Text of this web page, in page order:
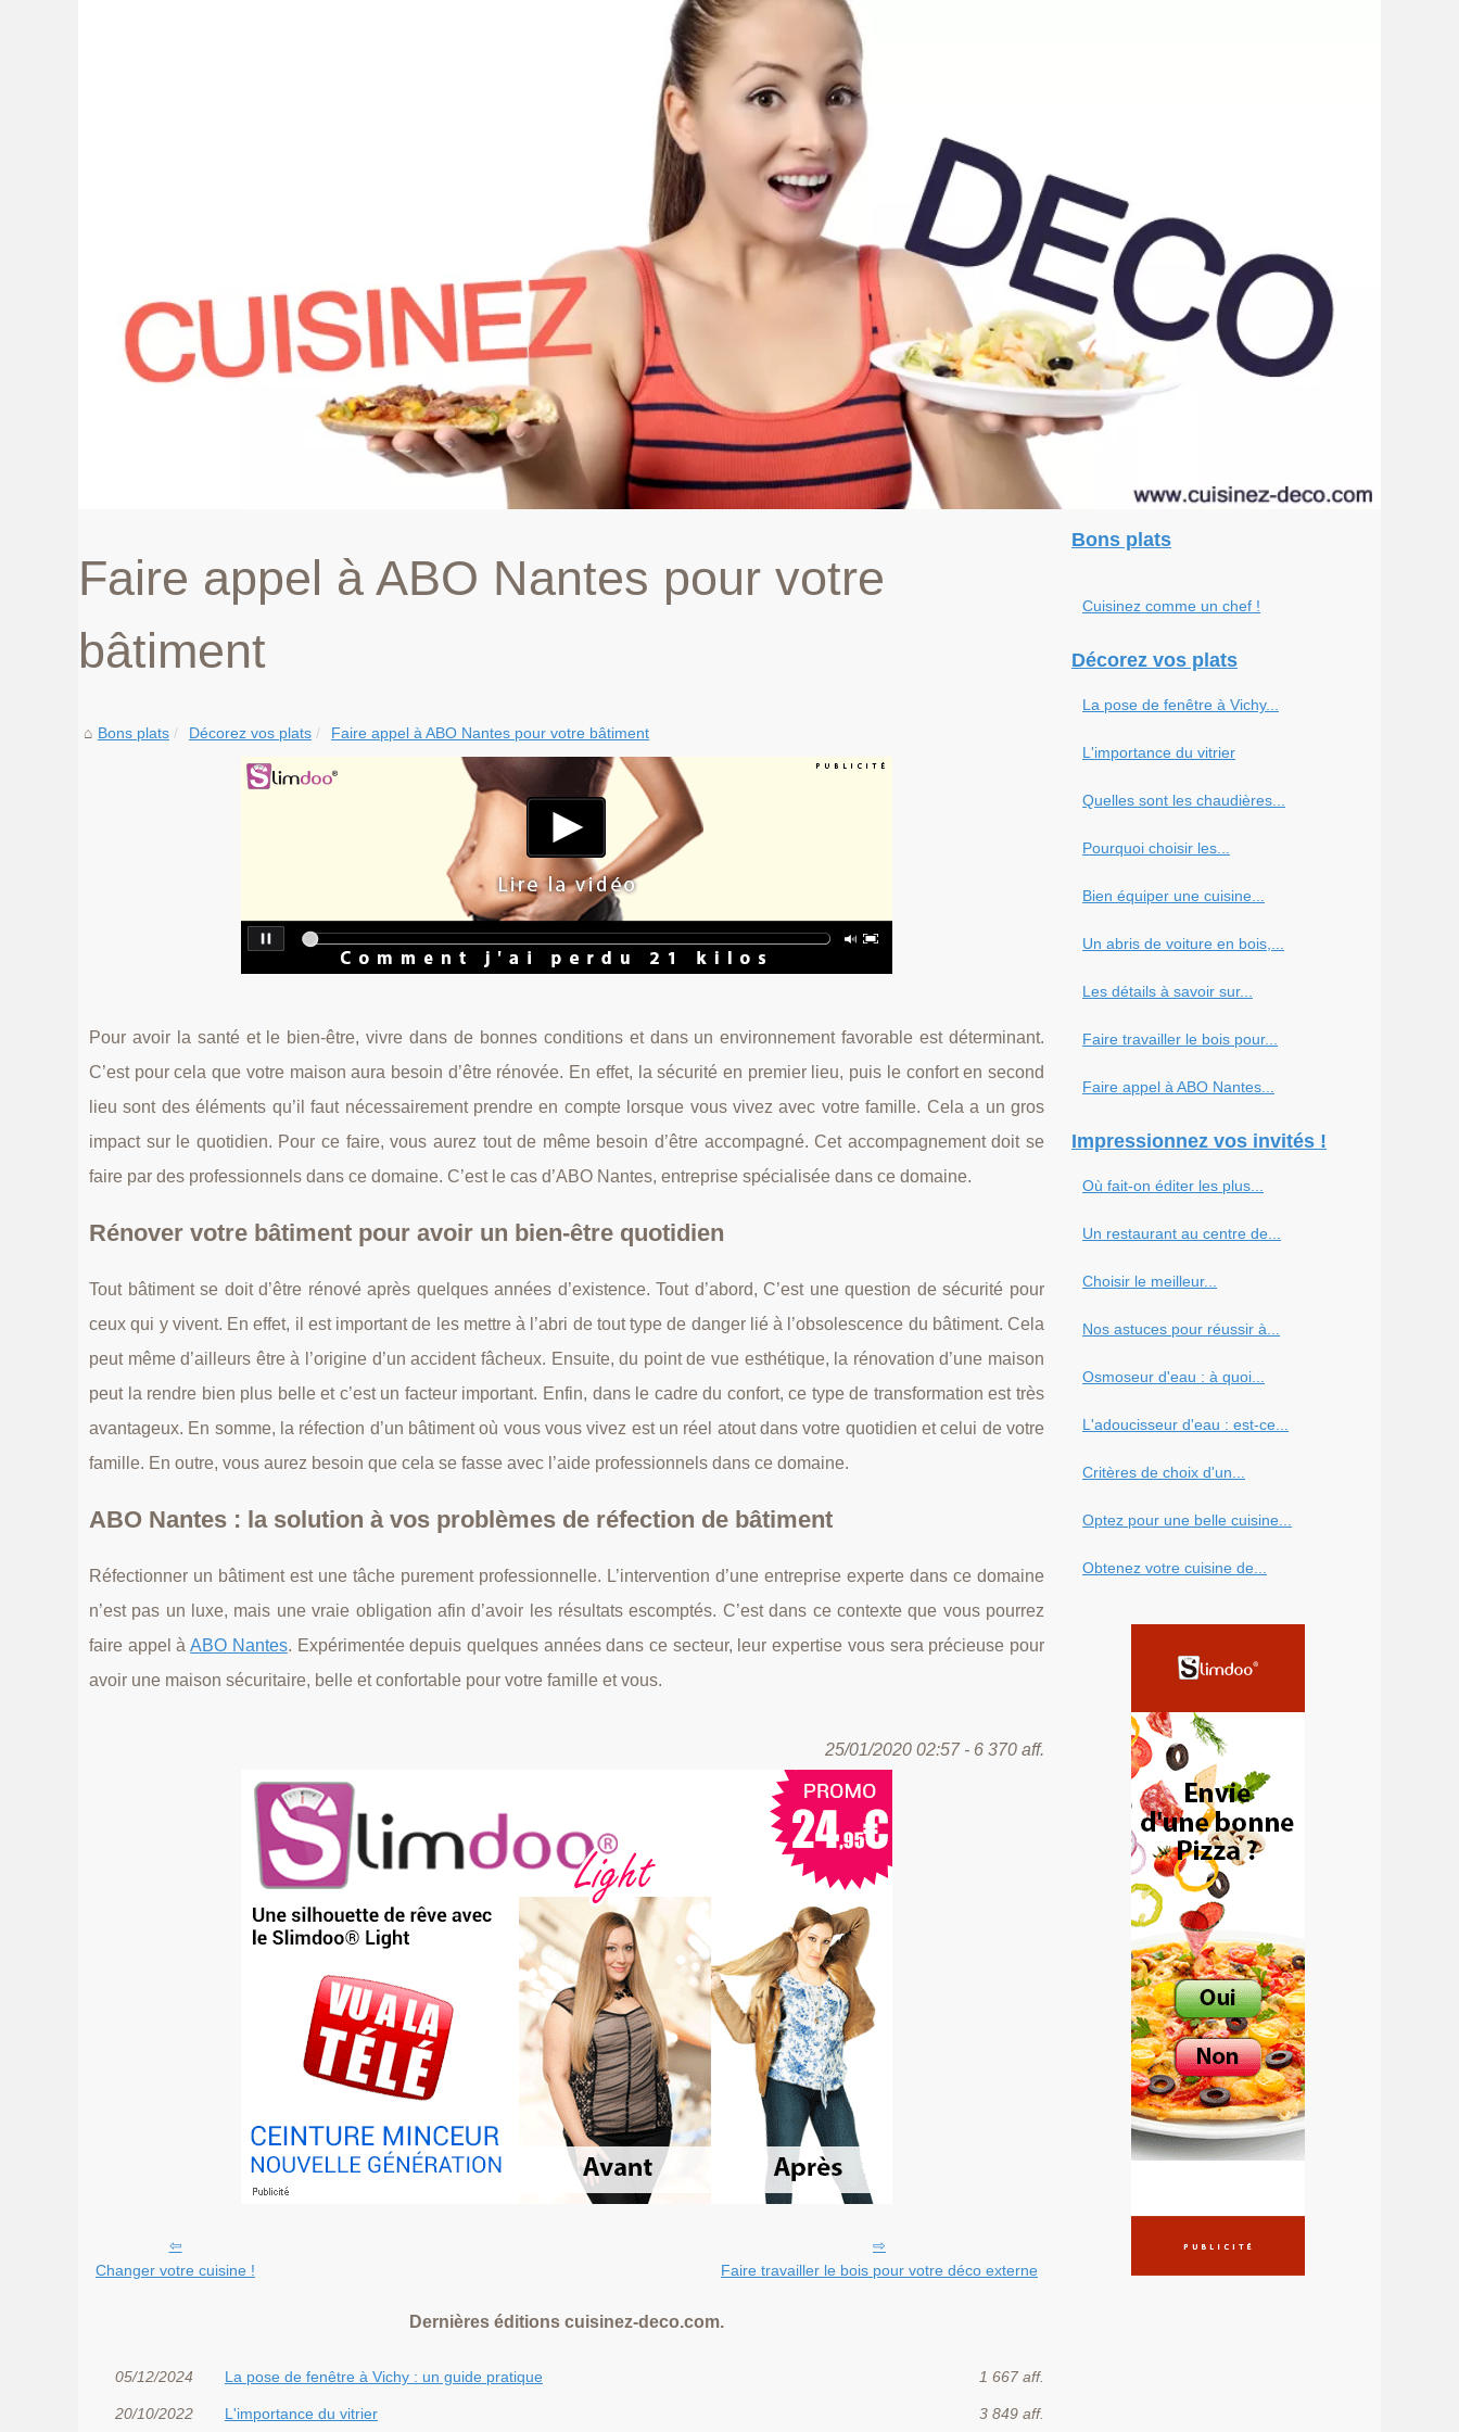
Faire appel à ABO Nantes pour votre
bâtiment
Bons plats Décorez vos plats Faire appel à ABO Nantes pour votre bâtiment
Pour avoir la santé et le bien-être, vivre dans de bonnes conditions et dans un environnement favorable est déterminant.
C’est pour cela que votre maison aura besoin d’être rénovée. En effet, la sécurité en premier lieu, puis le confort en second
lieu sont des éléments qu’il faut nécessairement prendre en compte lorsque vous vivez avec votre famille. Cela a un gros
impact sur le quotidien. Pour ce faire, vous aurez tout de même besoin d’être accompagné. Cet accompagnement doit se
faire par des professionnels dans ce domaine. C’est le cas d’ABO Nantes, entreprise spécialisée dans ce domaine.
Rénover votre bâtiment pour avoir un bien-être quotidien
Tout bâtiment se doit d’être rénové après quelques années d’existence. Tout d’abord, C’est une question de sécurité pour
ceux qui y vivent. En effet, il est important de les mettre à l’abri de tout type de danger lié à l’obsolescence du bâtiment. Cela
peut même d’ailleurs être à l’origine d’un accident fâcheux. Ensuite, du point de vue esthétique, la rénovation d’une maison
peut la rendre bien plus belle et c’est un facteur important. Enfin, dans le cadre du confort, ce type de transformation est très
avantageux. En somme, la réfection d’un bâtiment où vous vous vivez est un réel atout dans votre quotidien et celui de votre
famille. En outre, vous aurez besoin que cela se fasse avec l’aide professionnels dans ce domaine.
ABO Nantes : la solution à vos problèmes de réfection de bâtiment
Réfectionner un bâtiment est une tâche purement professionnelle. L’intervention d’une entreprise experte dans ce domaine
n’est pas un luxe, mais une vraie obligation afin d’avoir les résultats escomptés. C’est dans ce contexte que vous pourrez
faire appel àABO Nantes. Expérimentée depuis quelques années dans ce secteur, leur expertise vous sera précieuse pour
avoir une maison sécuritaire, belle et confortable pour votre famille et vous.
25/01/2020 02:57 - 6 370 aff.
Changer votre cuisine ! Faire travailler le bois pour votre déco externe
Dernières éditions cuisinez-deco.com.
05/12/2024 La pose de fenêtre à Vichy : un guide pratique 1 667 aff.
20/10/2022 L'importance du vitrier 3 849 aff.
Bons plats
Cuisinez comme un chef !
Décorez vos plats
La pose de fenêtre à Vichy...
L'importance du vitrier
Quelles sont les chaudières...
Pourquoi choisir les...
Bien équiper une cuisine...
Un abris de voiture en bois,...
Les détails à savoir sur...
Faire travailler le bois pour...
Faire appel à ABO Nantes...
Impressionnez vos invités !
Où fait-on éditer les plus...
Un restaurant au centre de...
Choisir le meilleur...
Nos astuces pour réussir à...
Osmoseur d'eau : à quoi...
L'adoucisseur d'eau : est-ce...
Critères de choix d'un...
Optez pour une belle cuisine...
Obtenez votre cuisine de...